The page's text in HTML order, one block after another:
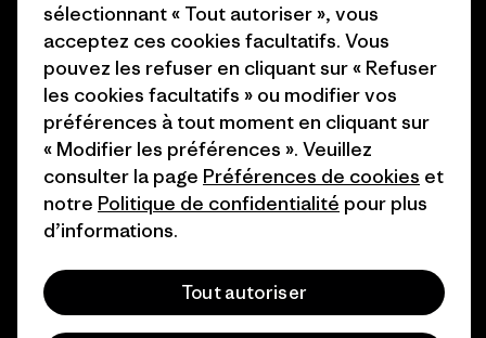
Nos magasins
Programme d’affiliation
Patagonia Suisse Plan du site
© 2026 Patagonia, Inc. All Rights Reserved.
français
sélectionnant « Tout autoriser », vous
acceptez ces cookies facultatifs. Vous
pouvez les refuser en cliquant sur « Refuser
les cookies facultatifs » ou modifier vos
préférences à tout moment en cliquant sur
« Modifier les préférences ». Veuillez
consulter la page Préférences de cookies et
notre Politique de confidentialité pour plus
d’informations.
Tout autoriser